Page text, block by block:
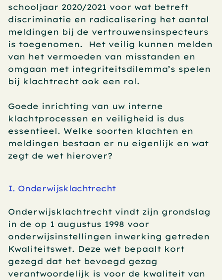
schooljaar 2020/2021 voor wat betreft
discriminatie en radicalisering het aantal
meldingen bij de vertrouwensinspecteurs
is toegenomen.  Het veilig kunnen melden
van het vermoeden van misstanden en
omgaan met integriteitsdilemma’s spelen
bij klachtrecht ook een rol.
Goede inrichting van uw interne
klachtprocessen en veiligheid is dus
essentieel. Welke soorten klachten en
meldingen bestaan er nu eigenlijk en wat
zegt de wet hierover?
I. Onderwijsklachtrecht
Onderwijsklachtrecht vindt zijn grondslag
in de op 1 augustus 1998 voor
onderwijsinstellingen inwerking getreden
Kwaliteitswet. Deze wet bepaalt kort
gezegd dat het bevoegd gezag
verantwoordelijk is voor de kwaliteit van